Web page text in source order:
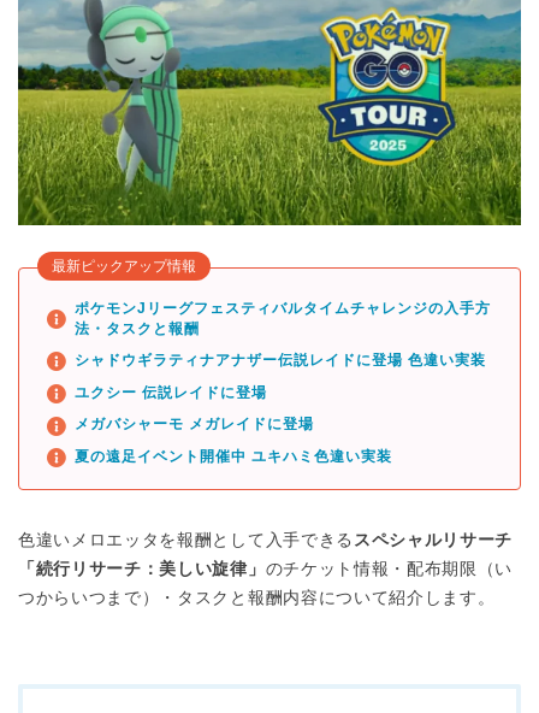
最新ピックアップ情報
ポケモンJリーグフェスティバルタイムチャレンジの入手方
法・タスクと報酬
シャドウギラティナアナザー伝説レイドに登場 色違い実装
ユクシー 伝説レイドに登場
メガバシャーモ メガレイドに登場
夏の遠足イベント開催中 ユキハミ色違い実装
色違いメロエッタを報酬として入手できる スペシャルリサーチ
「続行リサーチ：美しい旋律」 のチケット情報・配布期限（い
つからいつまで）・タスクと報酬内容について紹介します。